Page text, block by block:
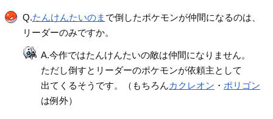
Q.たんけんたいのま で倒したポケモンが仲間になるのは、
リーダーのみですか。
A.今作ではたんけんたいの敵は仲間になりません。
ただし倒すとリーダーのポケモンが依頼主として
出てくるそうです。（もちろんカクレオン ・ ポリゴン
は例外）